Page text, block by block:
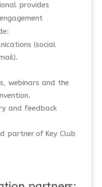
provides
(social
webinars and the
and feedback
partner of Key Club